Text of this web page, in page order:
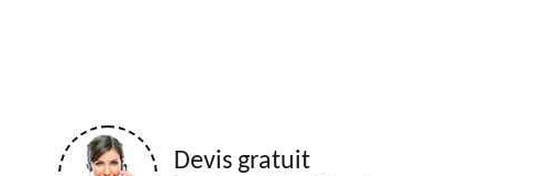
Devis gratuit